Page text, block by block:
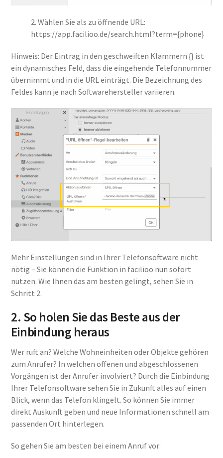
2. Wählen Sie als zu öffnende URL:
https://app.facilioo.de/search.html?term={phone}
Hinweis: Der Eintrag in den geschweiften Klammern {} ist
ein dynamisches Feld, dass die eingehende Telefonnummer
übernimmt und in die URL einträgt. Die Bezeichnung des
Feldes kann je nach Softwarehersteller variieren.
Mehr Einstellungen sind in Ihrer Telefonsoftware nicht
nötig – Sie können die Funktion in facilioo nun sofort
nutzen. Wie Ihnen das am besten gelingt, sehen Sie in
Schritt 2.
2. So holen Sie das Beste aus der
Einbindung heraus
Wer ruft an? Welche Wohneinheiten oder Objekte gehören
zum Anrufer? In welchen offenen und abgeschlossenen
Vorgängen ist der Anrufer involviert? Durch die Einbindung
Ihrer Telefonsoftware sehen Sie in Zukunft alles auf einen
Blick, wenn das Telefon klingelt. So können Sie immer
direkt Auskunft geben und neue Informationen schnell am
passenden Ort hinterlegen.
So gehen Sie am besten bei einem Anruf vor: